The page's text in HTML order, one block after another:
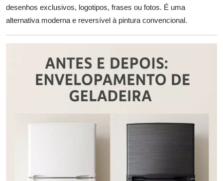
desenhos exclusivos, logotipos, frases ou fotos. É uma
alternativa moderna e reversível à pintura convencional.